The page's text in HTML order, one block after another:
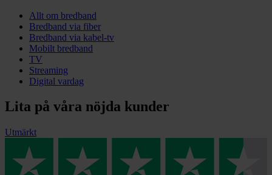
Allt om bredband
Bredband via fiber
Bredband via kabel-tv
Mobilt bredband
TV
Streaming
Digital vardag
Lita på våra nöjda kunder
Utmärkt